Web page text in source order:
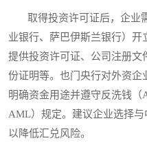
取得投资许可证后，企业
业银行、萨巴伊斯兰银行）
提供投资许可证、公司注册文
份证明等。也门央行对外资企
明确资金用途并遵守反洗钱（
AML）规定。建议企业选择与
以降低汇兑风险。